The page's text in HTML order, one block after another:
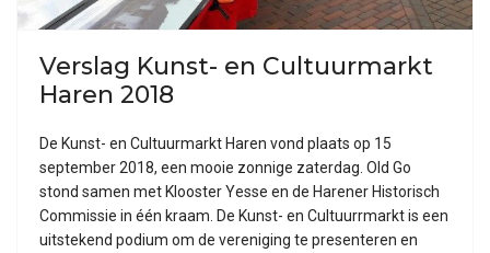
Verslag Kunst- en Cultuurmarkt
Haren 2018
De Kunst- en Cultuurmarkt Haren vond plaats op 15
september 2018, een mooie zonnige zaterdag. Old Go
stond samen met Klooster Yesse en de Harener Historisch
Commissie in één kraam. De Kunst- en Cultuurrmarkt is een
uitstekend podium om de vereniging te presenteren en